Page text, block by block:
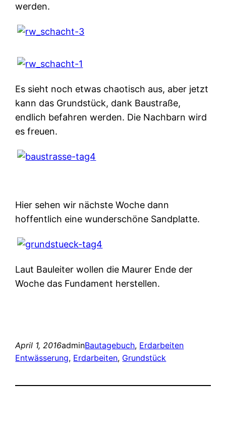
werden.
Es sieht noch etwas chaotisch aus, aber jetzt
kann das Grundstück, dank Baustraße,
endlich befahren werden. Die Nachbarn wird
es freuen.
Hier sehen wir nächste Woche dann
hoffentlich eine wunderschöne Sandplatte.
Laut Bauleiter wollen die Maurer Ende der
Woche das Fundament herstellen.
April 1, 2016adminBautagebuch, Erdarbeiten
Entwässerung, Erdarbeiten, Grundstück